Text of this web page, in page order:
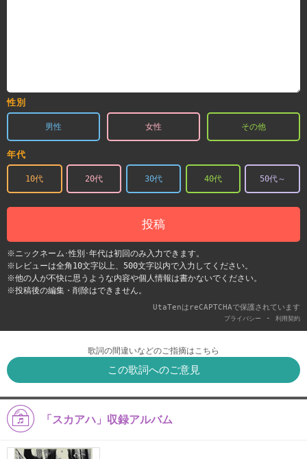
性別
男性 女性 その他
年代
10代 20代 30代 40代 50代～
投稿
※ニックネーム･性別･年代は初回のみ入力できます。
※レビューは全角10文字以上、500文字以内で入力してください。
※他の人が不快に思うような内容や個人情報は書かないでください。
※投稿後の編集・削除はできません。
UtaTenはreCAPTCHAで保護されています
プライバシー - 利用契約
歌詞の間違いなどのご指摘はこちら
この歌詞へのご意見
「スカアハ」収録アルバム